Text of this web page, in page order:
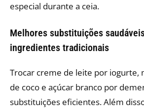
especial durante a ceia.
Melhores substituições
ingredientes tradicionais
Trocar creme de leite por iogurte,
de coco e açúcar branco por
substituições eficientes. Além